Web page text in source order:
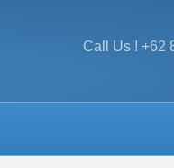
Call Us ! +62